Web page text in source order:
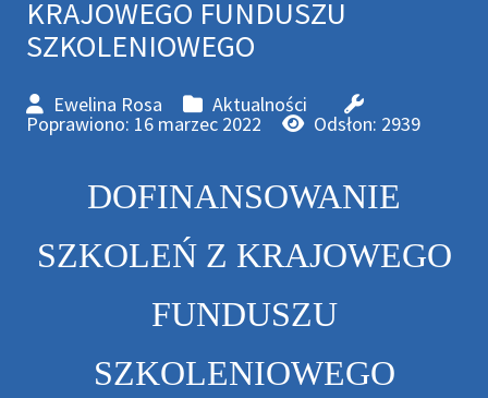
KRAJOWEGO FUNDUSZU
SZKOLENIOWEGO
Ewelina Rosa Aktualności
Poprawiono: 16 marzec 2022 Odsłon: 2939
DOFINANSOWANIE
SZKOLEŃ Z KRAJOWEGO
FUNDUSZU
SZKOLENIOWEGO